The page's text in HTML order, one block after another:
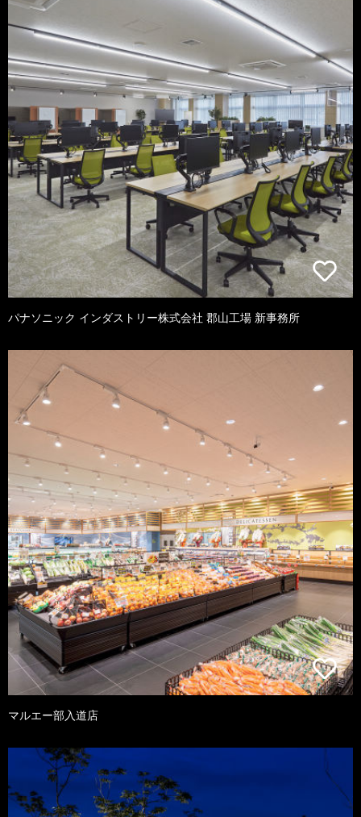
パナソニック インダストリー株式会社 郡山工場 新事務所
マルエー部入道店